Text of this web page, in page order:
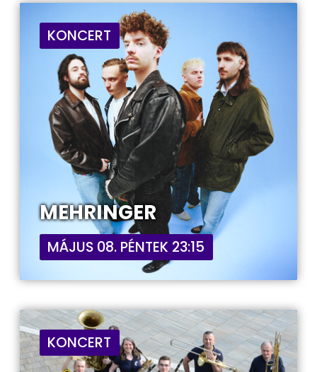
KONCERT
MEHRINGER
MÁJUS 08. PÉNTEK 23:15
KONCERT